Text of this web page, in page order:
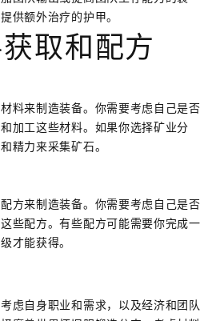
供额外治疗的护甲。
取和配方
料来制造装备。你需要考虑自己是否
加工这些材料。如果你选择矿业分
精力来采集矿石。
方来制造装备。你需要考虑自己是否
些配方。有些配方可能需要你完成一
才能获得。
虑自身职业和需求，以及经济和团队